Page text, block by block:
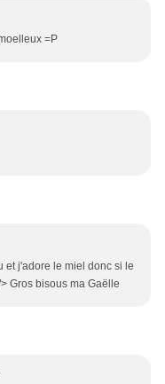
=P
et j'adore le miel donc si le
Gros bisous ma Gaëlle